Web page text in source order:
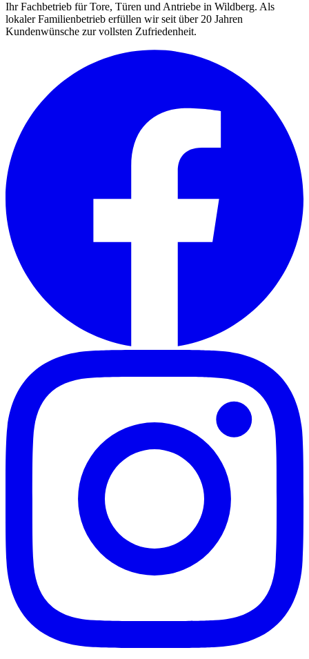
Ihr Fachbetrieb für Tore, Türen und Antriebe in Wildberg. Als
lokaler Familienbetrieb erfüllen wir seit über 20 Jahren
Kundenwünsche zur vollsten Zufriedenheit.